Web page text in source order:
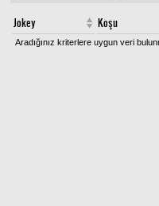
Jokey Koşu
Aradığınız kriterlere uygun veri